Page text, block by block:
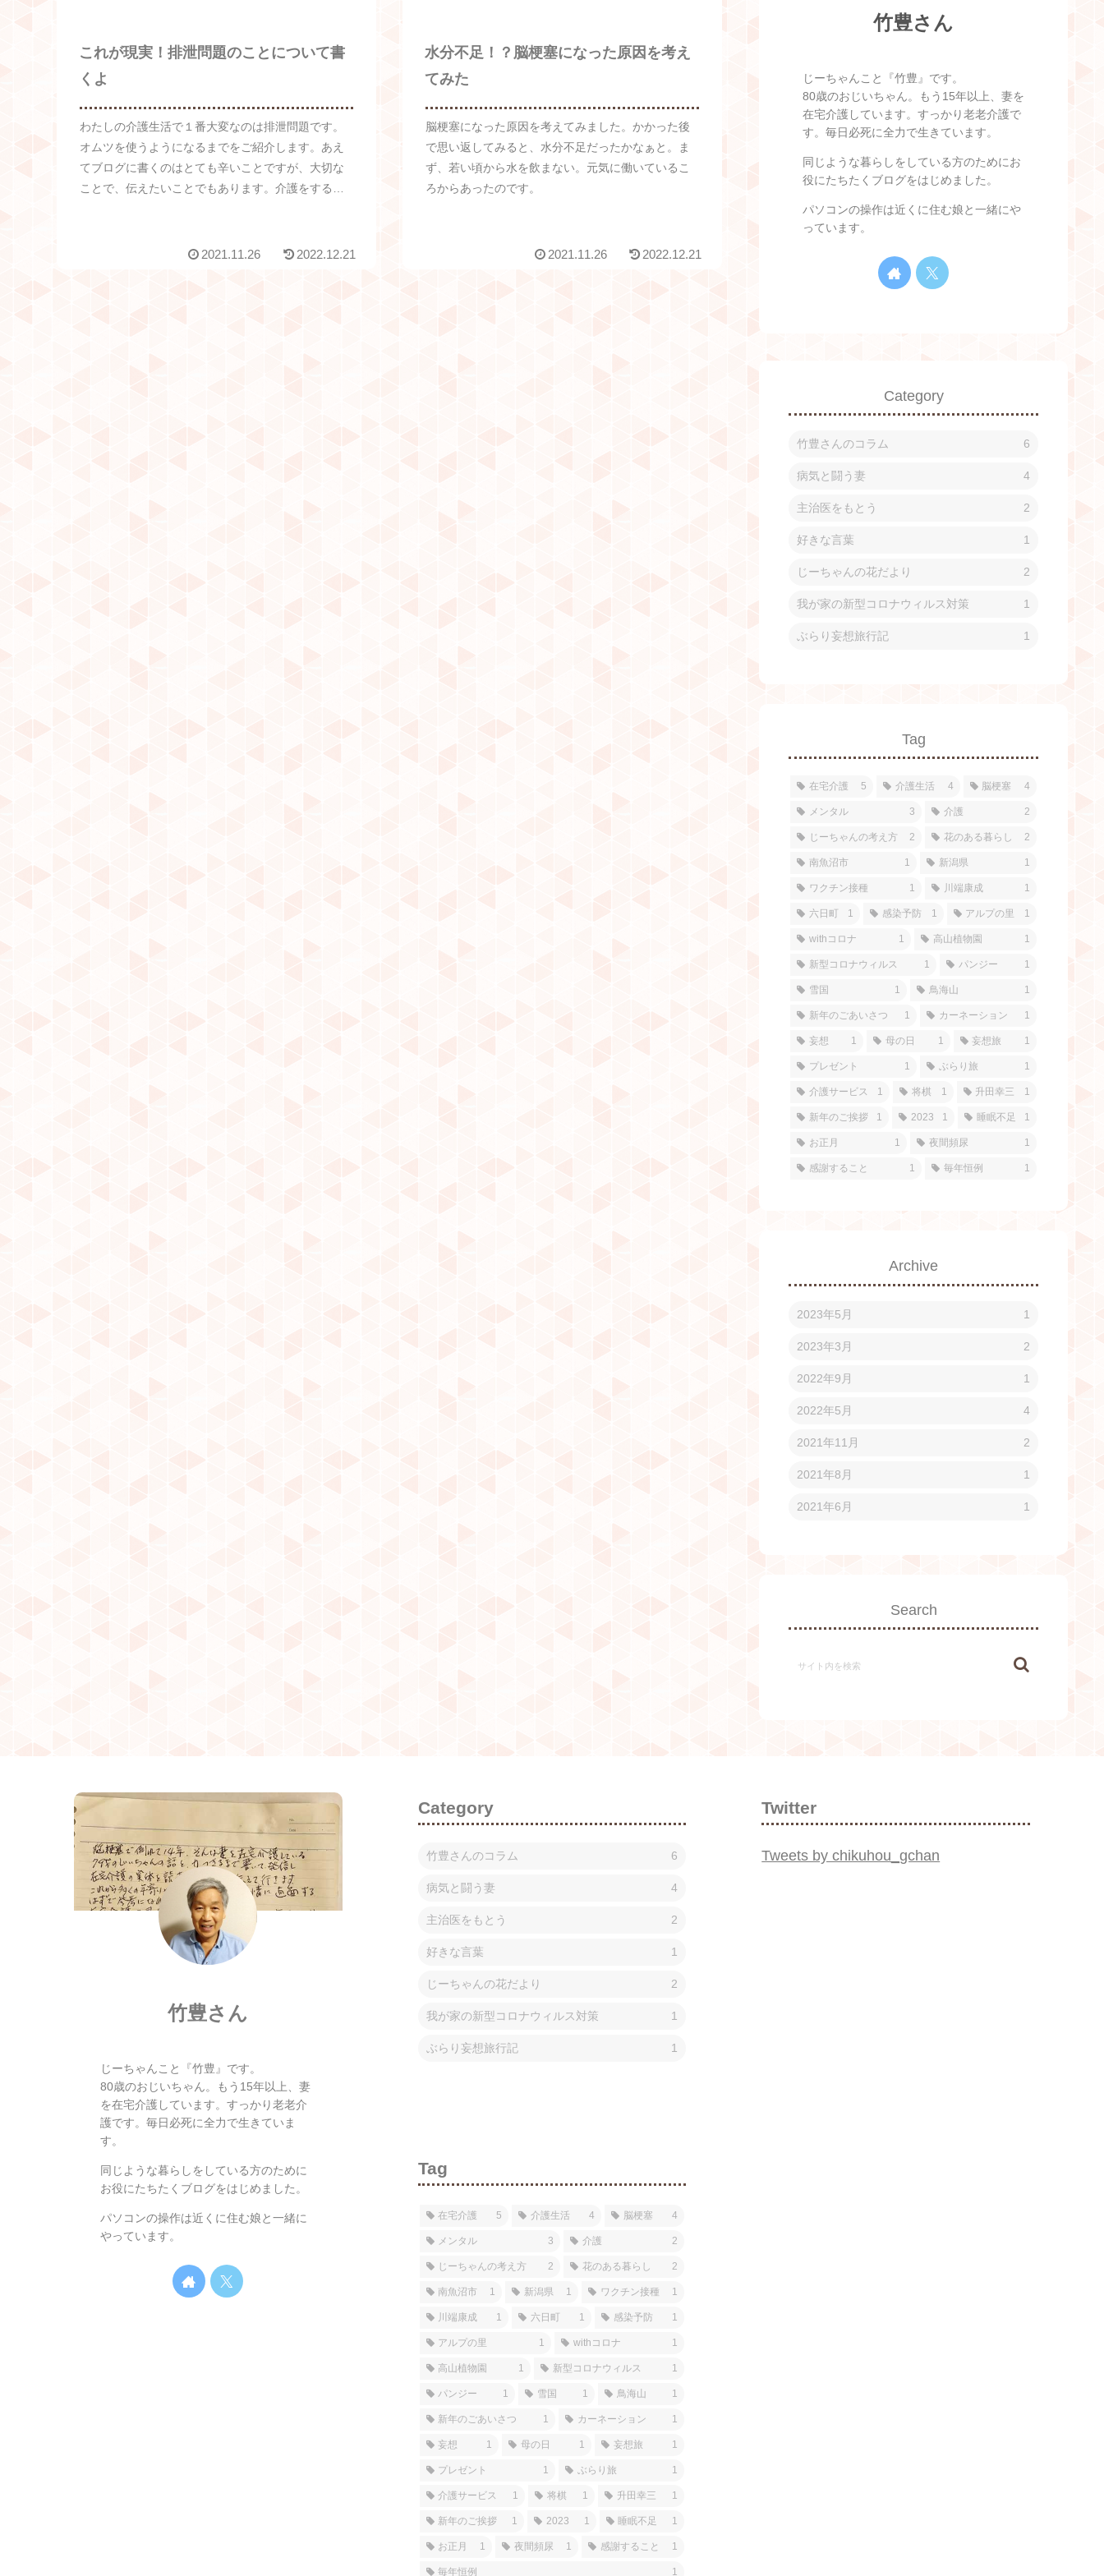
これが現実！排泄問題のことについて書
くよ
わたしの介護生活で１番大変なのは排泄問題です。
オムツを使うようになるまでをご紹介します。あえ
てブログに書くのはとても辛いことですが、大切な
ことで、伝えたいことでもあります。介護をする毎
2021.11.26 2022.12.21
水分不足！？脳梗塞になった原因を考え
てみた
脳梗塞になった原因を考えてみました。かかった後
で思い返してみると、水分不足だったかなぁと。ま
ず、若い頃から水を飲まない。元気に働いているこ
ろからあったのです。
2021.11.26 2022.12.21
竹豊さん
じーちゃんこと『竹豊』です。
80歳のおじいちゃん。もう15年以上、妻を
在宅介護しています。すっかり老老介護で
す。毎日必死に全力で生きています。
同じような暮らしをしている方のためにお
役にたちたくブログをはじめました。
パソコンの操作は近くに住む娘と一緒にや
っています。
Category
竹豊さんのコラム 6
病気と闘う妻 4
主治医をもとう 2
好きな言葉 1
じーちゃんの花だより 2
我が家の新型コロナウィルス対策 1
ぶらり妄想旅行記 1
Tag
在宅介護 5 介護生活 4 脳梗塞 4
メンタル 3 介護 2
じーちゃんの考え方 2 花のある暮らし 2
南魚沼市 1 新潟県 1
ワクチン接種 1 川端康成 1
六日町 1 感染予防 1 アルプの里 1
withコロナ 1 高山植物園 1
新型コロナウィルス 1 パンジー 1
雪国 1 鳥海山 1
新年のごあいさつ 1 カーネーション 1
妄想 1 母の日 1 妄想旅 1
プレゼント 1 ぶらり旅 1
介護サービス 1 将棋 1 升田幸三 1
新年のご挨拶 1 2023 1 睡眠不足 1
お正月 1 夜間頻尿 1
感謝すること 1 毎年恒例 1
Archive
2023年5月 1
2023年3月 2
2022年9月 1
2022年5月 4
2021年11月 2
2021年8月 1
2021年6月 1
Search
竹豊さん
じーちゃんこと『竹豊』です。
80歳のおじいちゃん。もう15年以上、妻
を在宅介護しています。すっかり老老介
護です。毎日必死に全力で生きていま
す。
同じような暮らしをしている方のために
お役にたちたくブログをはじめました。
パソコンの操作は近くに住む娘と一緒に
やっています。
Category
竹豊さんのコラム 6
病気と闘う妻 4
主治医をもとう 2
好きな言葉 1
じーちゃんの花だより 2
我が家の新型コロナウィルス対策 1
ぶらり妄想旅行記 1
Tag
在宅介護 5 介護生活 4 脳梗塞 4
メンタル 3 介護 2
じーちゃんの考え方 2 花のある暮らし 2
南魚沼市 1 新潟県 1 ワクチン接種 1
川端康成 1 六日町 1 感染予防 1
アルプの里 1 withコロナ 1
高山植物園 1 新型コロナウィルス 1
パンジー 1 雪国 1 鳥海山 1
新年のごあいさつ 1 カーネーション 1
妄想 1 母の日 1 妄想旅 1
プレゼント 1 ぶらり旅 1
介護サービス 1 将棋 1 升田幸三 1
新年のご挨拶 1 2023 1 睡眠不足 1
お正月 1 夜間頻尿 1 感謝すること 1
毎年恒例 1
Twitter
Tweets by chikuhou_gchan